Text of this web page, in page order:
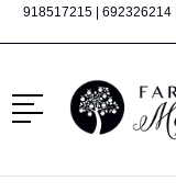
918517215 692326214
Menú